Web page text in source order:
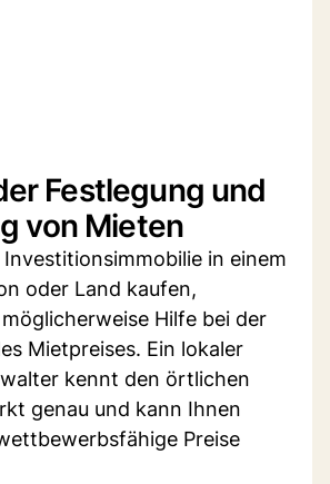
Festlegung und
von Mieten
Investitionsimmobilie in einem
oder Land kaufen,
Hilfe bei der
Mietpreises. Ein lokaler
kennt den örtlichen
genau und kann Ihnen
Preise